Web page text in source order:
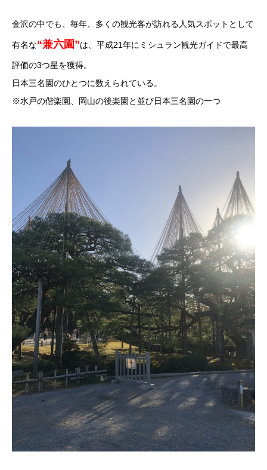
金沢の中でも、毎年、多くの観光客が訪れる人気スポットとして
有名な“兼六園”は、平成21年にミシュラン観光ガイドで最高
評価の3つ星を獲得。
日本三名園のひとつに数えられている。
※水戸の偕楽園、岡山の後楽園と並び日本三名園の一つ